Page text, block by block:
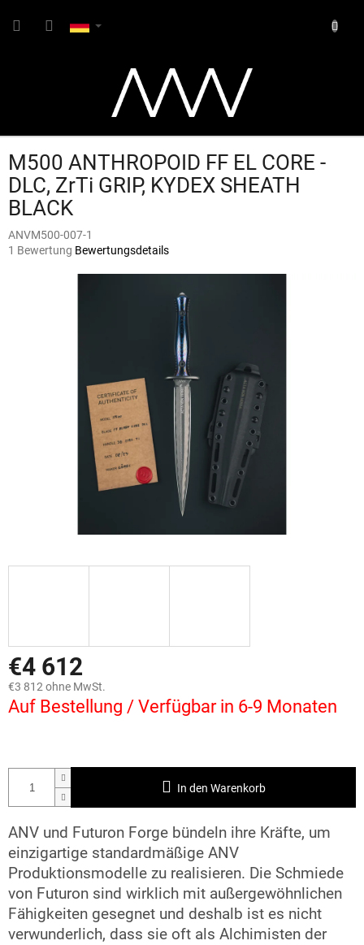
Inhalt
M500 ANTHROPOID FF EL CORE -
DLC, ZrTi GRIP, KYDEX SHEATH
BLACK
ANVM500-007-1
Die
1 Bewertung Bewertungsdetails
€4 612
€3 812 ohne MwSt.
Auf Bestellung / Verfügbar in 6-9 Monaten
In den Warenkorb
ANV und Futuron Forge bündeln ihre Kräfte, um
einzigartige standardmäßige ANV
Produktionsmodelle zu realisieren. Die Schmiede
von Futuron sind wirklich mit außergewöhnlichen
Fähigkeiten gesegnet und deshalb ist es nicht
verwunderlich, dass sie oft als Alchimisten der